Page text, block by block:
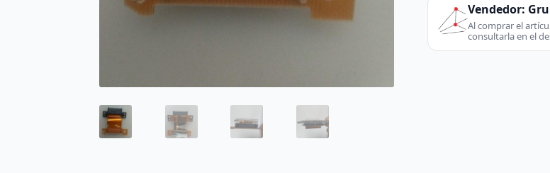
004
cantidad
Vendedor:
Al comprar el
consultarla en el